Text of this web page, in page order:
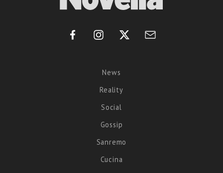
News
Reality
Social
Gossip
Sanremo
Cucina